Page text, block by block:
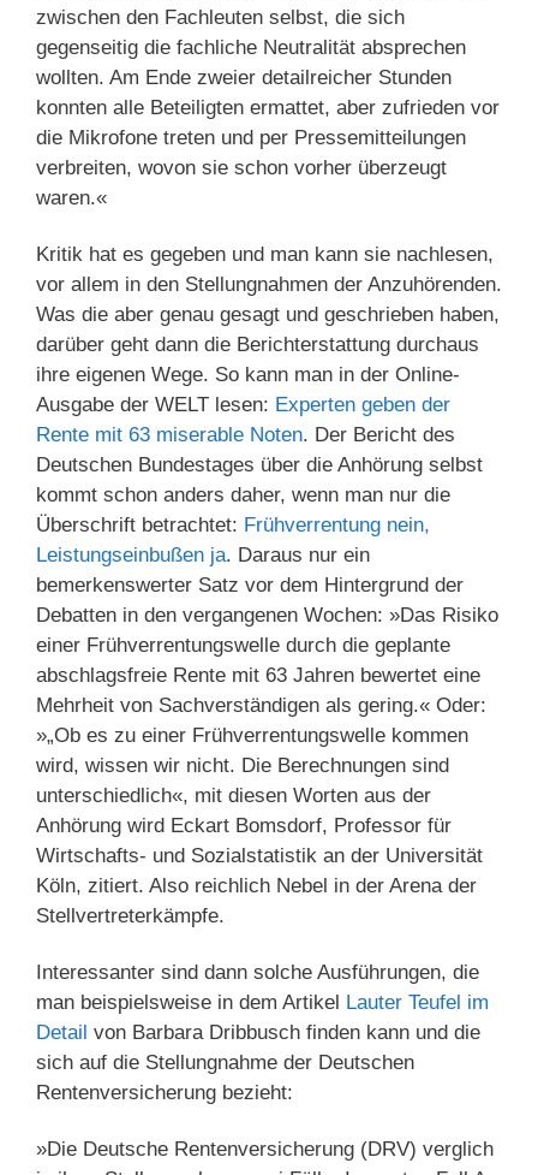
zwischen den Fachleuten selbst, die sich
gegenseitig die fachliche Neutralität absprechen
wollten. Am Ende zweier detailreicher Stunden
konnten alle Beteiligten ermattet, aber zufrieden vor
die Mikrofone treten und per Pressemitteilungen
verbreiten, wovon sie schon vorher überzeugt
waren.«
Kritik hat es gegeben und man kann sie nachlesen,
vor allem in den Stellungnahmen der Anzuhörenden.
Was die aber genau gesagt und geschrieben haben,
darüber geht dann die Berichterstattung durchaus
ihre eigenen Wege. So kann man in der Online-
Ausgabe der WELT lesen: Experten geben der
Rente mit 63 miserable Noten. Der Bericht des
Deutschen Bundestages über die Anhörung selbst
kommt schon anders daher, wenn man nur die
Überschrift betrachtet: Frühverrentung nein,
Leistungseinbußen ja. Daraus nur ein
bemerkenswerter Satz vor dem Hintergrund der
Debatten in den vergangenen Wochen: »Das Risiko
einer Frühverrentungswelle durch die geplante
abschlagsfreie Rente mit 63 Jahren bewertet eine
Mehrheit von Sachverständigen als gering.« Oder:
»„Ob es zu einer Frühverrentungswelle kommen
wird, wissen wir nicht. Die Berechnungen sind
unterschiedlich«, mit diesen Worten aus der
Anhörung wird Eckart Bomsdorf, Professor für
Wirtschafts- und Sozialstatistik an der Universität
Köln, zitiert. Also reichlich Nebel in der Arena der
Stellvertreterkämpfe.
Interessanter sind dann solche Ausführungen, die
man beispielsweise in dem Artikel Lauter Teufel im
Detail von Barbara Dribbusch finden kann und die
sich auf die Stellungnahme der Deutschen
Rentenversicherung bezieht:
»Die Deutsche Rentenversicherung (DRV) verglich